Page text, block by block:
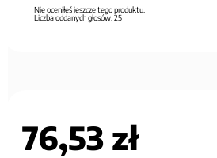
Nie oceniłeś jeszcze tego produktu.
Liczba oddanych głosów:25
76,53 zł